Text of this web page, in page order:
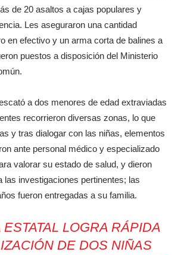
de 20 asaltos a cajas populares y
Les aseguraron una cantidad
en efectivo y un arma corta de balines a
puestos a disposición del Ministerio
a dos menores de edad extraviadas
recorrieron diversas zonas, lo que
y tras dialogar con las niñas, elementos
ante personal médico y especializado
valorar su estado de salud, y dieron
las investigaciones pertinentes; las
fueron entregadas a su familia.
LOGRA RÁPIDA
DE DOS NIÑAS